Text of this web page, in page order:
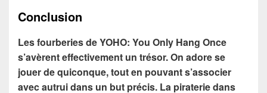
Conclusion
Les fourberies de YOHO: You Only Hang Once
s’avèrent effectivement un trésor. On adore se
jouer de quiconque, tout en pouvant s’associer
avec autrui dans un but précis. La piraterie dans